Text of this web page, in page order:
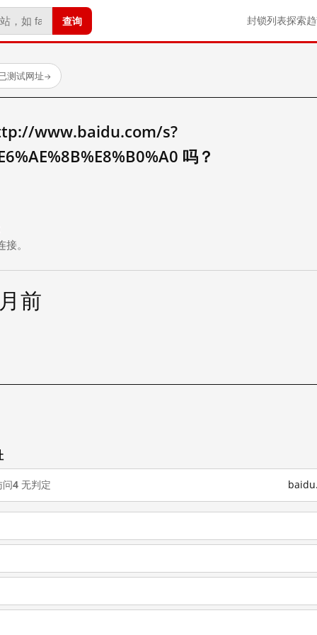
查询 封锁列表探索
测试网址→
www.baidu.com/s?
吗？
。
前
问4 无判定